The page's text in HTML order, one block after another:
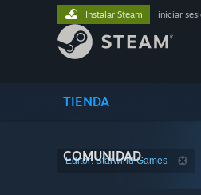
TIENDA
COMUNIDAD
Instalar Steam iniciar
Editor: Starwind Games